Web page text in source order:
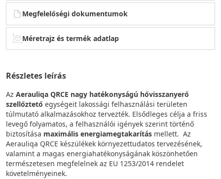
Megfelelőségi dokumentumok
Méretrajz és termék adatlap
Részletes leírás
Az Aerauliqa QRCE nagy hatékonyságú hővisszanyerő
szellőztető egységeit lakossági felhasználási területen
túlmutató alkalmazásokhoz tervezték. Elsődleges célja a friss
levegő folyamatos, a felhasználói igények szerint történő
biztosítása maximális energiamegtakarítás mellett. Az
Aerauliqa QRCE készülékek környezettudatos tervezésének,
valamint a magas energiahatékonyságának köszönhetően
természetesen megfelelnek az EU 1253/2014 rendelet
követelményeinek.